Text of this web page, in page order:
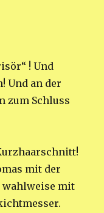
! Und
Und an der
zum Schluss
mit der
wahlweise mit